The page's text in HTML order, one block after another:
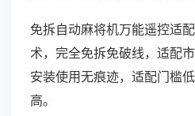
免拆自动麻将机万能遥控适
术，完全免拆免破线，适配
安装使用无痕迹，适配门槛
高。